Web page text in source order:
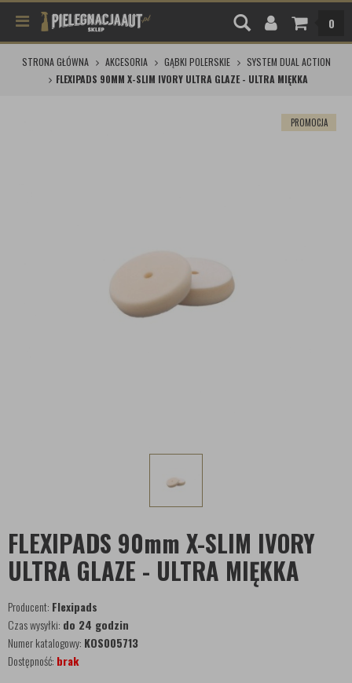
0
STRONA GŁÓWNA AKCESORIA GĄBKI POLERSKIE
SYSTEM DUAL ACTION
FLEXIPADS 90MM X-SLIM IVORY ULTRA GLAZE - ULTRA MIĘKKA
PROMOCJA
FLEXIPADS 90mm X-SLIM IVORY
ULTRA GLAZE - ULTRA MIĘKKA
Producent: Flexipads
Czas wysyłki: do 24 godzin
Numer katalogowy: KOS005713
Dostępność: brak